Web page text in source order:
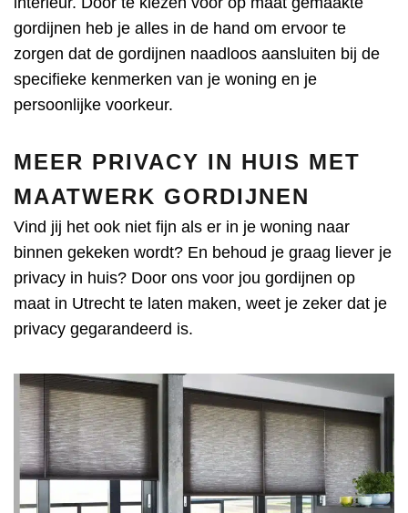
gordijnen heb je alles in de hand om ervoor te
zorgen dat de gordijnen naadloos aansluiten bij de
specifieke kenmerken van je woning en je
persoonlijke voorkeur.
MEER PRIVACY IN HUIS MET
MAATWERK GORDIJNEN
Vind jij het ook niet fijn als er in je woning naar
binnen gekeken wordt? En behoud je graag liever je
privacy in huis? Door ons voor jou gordijnen op
maat in Utrecht te laten maken, weet je zeker dat je
privacy gegarandeerd is.